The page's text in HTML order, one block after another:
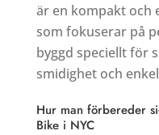
är en kompakt och
som fokuserar på
byggd speciellt för
smidighet och
Hur man förbereder
Bike i NYC